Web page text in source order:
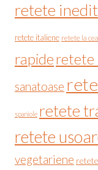
retete
retete italiene retete la
rapideretete
sanatoase
spaniole retete
retete
vegetariene